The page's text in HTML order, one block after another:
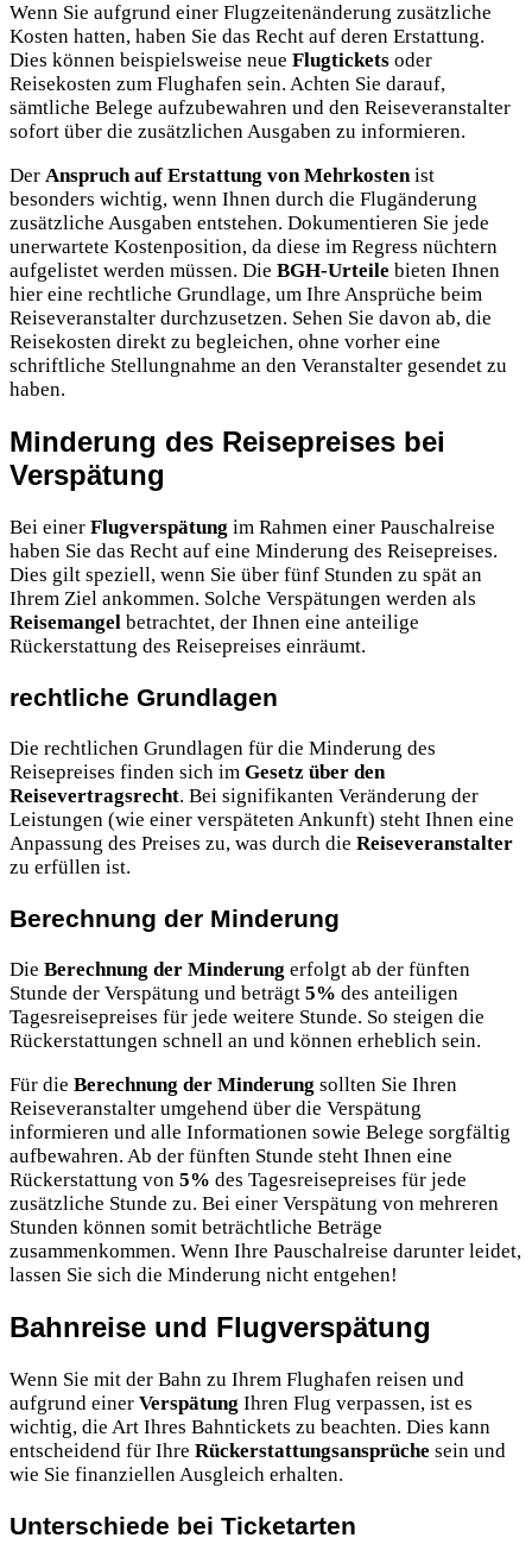
Wenn Sie aufgrund einer Flugzeitenänderung zusätzliche
Kosten hatten, haben Sie das Recht auf deren Erstattung.
Dies können beispielsweise neue Flugtickets oder
Reisekosten zum Flughafen sein. Achten Sie darauf,
sämtliche Belege aufzubewahren und den Reiseveranstalter
sofort über die zusätzlichen Ausgaben zu informieren.
Der Anspruch auf Erstattung von Mehrkostenist
besonders wichtig, wenn Ihnen durch die Flugänderung
zusätzliche Ausgaben entstehen. Dokumentieren Sie jede
unerwartete Kostenposition, da diese im Regress nüchtern
aufgelistet werden müssen. Die BGH-Urteile bieten Ihnen
hier eine rechtliche Grundlage, um Ihre Ansprüche beim
Reiseveranstalter durchzusetzen. Sehen Sie davon ab, die
Reisekosten direkt zu begleichen, ohne vorher eine
schriftliche Stellungnahme an den Veranstalter gesendet zu
haben.
Minderung des Reisepreises bei
Verspätung
Bei einer Flugverspätung im Rahmen einer Pauschalreise
haben Sie das Recht auf eine Minderung des Reisepreises.
Dies gilt speziell, wenn Sie über fünf Stunden zu spät an
Ihrem Ziel ankommen. Solche Verspätungen werden als
Reisemangel betrachtet, der Ihnen eine anteilige
Rückerstattung des Reisepreises einräumt.
rechtliche Grundlagen
Die rechtlichen Grundlagen für die Minderung des
Reisepreises finden sich im Gesetz über den
Reisevertragsrecht. Bei signifikanten Veränderung der
Leistungen (wie einer verspäteten Ankunft) steht Ihnen eine
Anpassung des Preises zu, was durch die Reiseveranstalter
zu erfüllen ist.
Berechnung der Minderung
Die Berechnung der Minderung erfolgt ab der fünften
Stunde der Verspätung und beträgt 5% des anteiligen
Tagesreisepreises für jede weitere Stunde. So steigen die
Rückerstattungen schnell an und können erheblich sein.
Für die Berechnung der Minderung sollten Sie Ihren
Reiseveranstalter umgehend über die Verspätung
informieren und alle Informationen sowie Belege sorgfältig
aufbewahren. Ab der fünften Stunde steht Ihnen eine
Rückerstattung von 5% des Tagesreisepreises für jede
zusätzliche Stunde zu. Bei einer Verspätung von mehreren
Stunden können somit beträchtliche Beträge
zusammenkommen. Wenn Ihre Pauschalreise darunter leidet,
lassen Sie sich die Minderung nicht entgehen!
Bahnreise und Flugverspätung
Wenn Sie mit der Bahn zu Ihrem Flughafen reisen und
aufgrund einer Verspätung Ihren Flug verpassen, ist es
wichtig, die Art Ihres Bahntickets zu beachten. Dies kann
entscheidend für Ihre Rückerstattungsansprüche sein und
wie Sie finanziellen Ausgleich erhalten.
Unterschiede bei Ticketarten